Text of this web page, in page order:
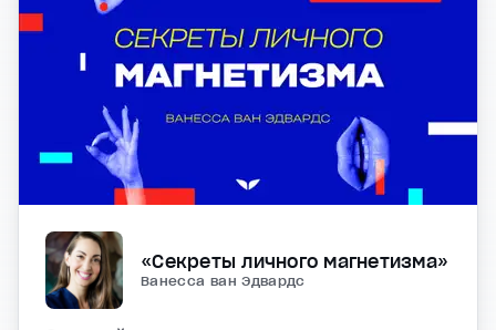
«Секреты личного магнетизма»
Ванесса ван Эдвардс